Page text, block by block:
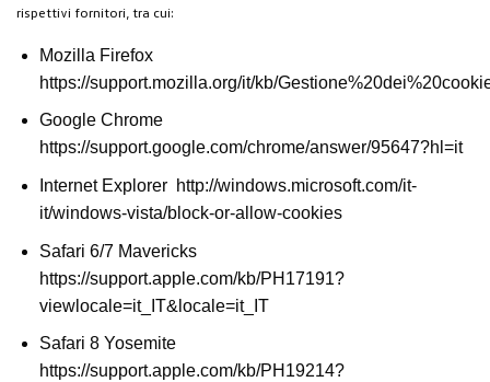
rispettivi fornitori, tra cui:
Mozilla Firefox
https://support.mozilla.org/it/kb/
Google Chrome
https://support.google.com/chrome/answer/95647?hl=it
Internet Explorer http://windows.microsoft.com/it-
it/windows-vista/block-or-allow-cookies
Safari 6/7 Mavericks
https://support.apple.com/kb/PH17191?
viewlocale=it_IT&locale=it_IT
Safari 8 Yosemite
https://support.apple.com/kb/PH19214?